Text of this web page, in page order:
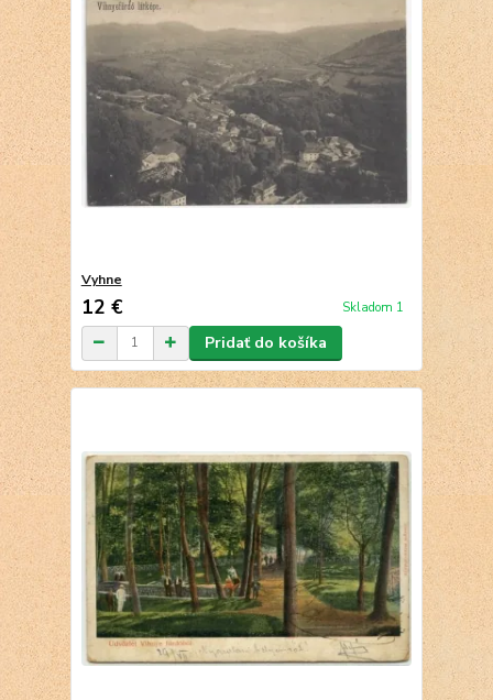
Vyhne
12 € Skladom 1
Pridať do košíka